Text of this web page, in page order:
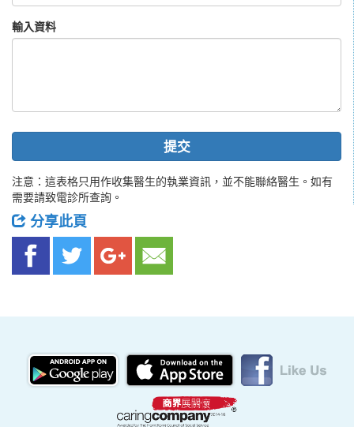
輸入資料
提交
注意：這表格只用作收集醫生的執業資訊，並不能聯絡醫生。如有
需要請致電診所查詢。
分享此頁